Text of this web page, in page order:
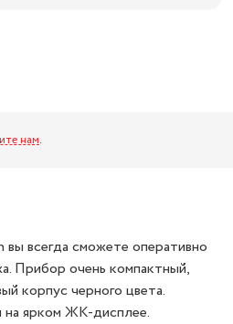
нам.
всегда сможете оперативно
Прибор очень компактный,
корпус черного цвета.
на ярком ЖК-дисплее.